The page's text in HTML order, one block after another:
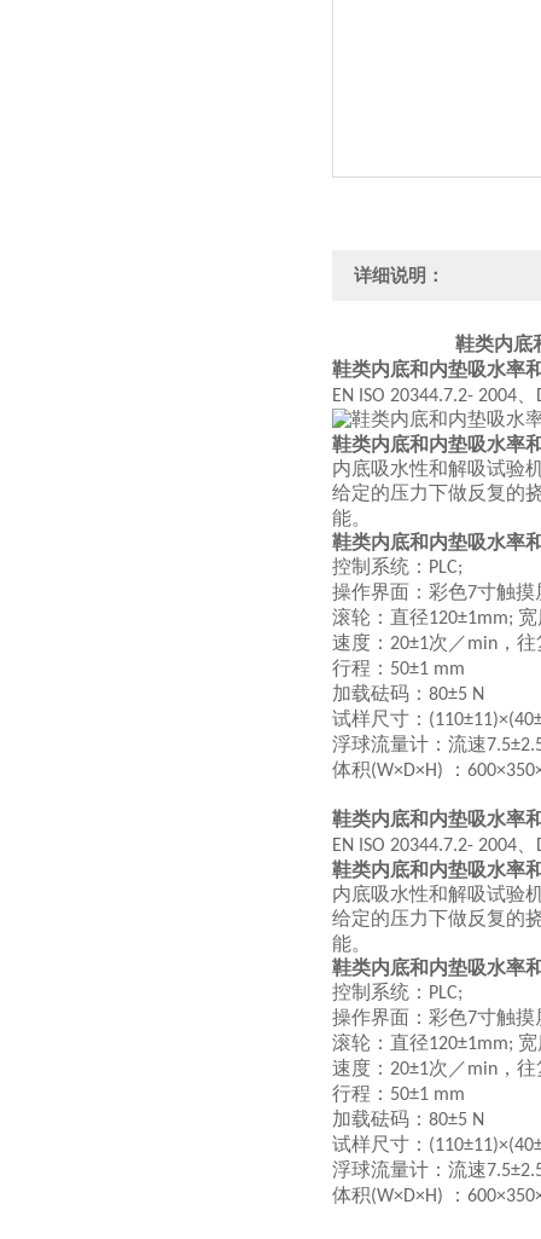
详细说明：
鞋类内底
鞋类内底和内垫吸水率
EN ISO 20344.7.2- 2004
鞋类内底和内垫吸水率
内底吸水性和解吸试验
给定的压力下做反复的
能。
鞋类内底和内垫吸水率
控制系统： PLC;
操作界面：彩色7寸触摸
滚轮：直径120±1mm;
速度： 20±1次／min ，
行程： 50±1 mm
加载砝码： 80±5 N
试样尺寸：
浮球流量计：流速
体积(W×D×H) ：
鞋类内底和内垫吸水率
EN ISO 20344.7.2- 2004
鞋类内底和内垫吸水率
内底吸水性和解吸试验
给定的压力下做反复的
能。
鞋类内底和内垫吸水率
控制系统： PLC;
操作界面：彩色7寸触摸
滚轮：直径120±1mm;
速度： 20±1次／min ，
行程： 50±1 mm
加载砝码： 80±5 N
试样尺寸：
浮球流量计：流速
体积(W×D×H) ：